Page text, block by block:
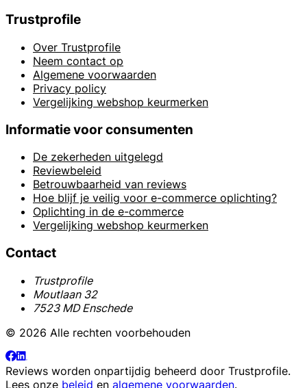
Trustprofile
Over Trustprofile
Neem contact op
Algemene voorwaarden
Privacy policy
Vergelijking webshop keurmerken
Informatie voor consumenten
De zekerheden uitgelegd
Reviewbeleid
Betrouwbaarheid van reviews
Hoe blijf je veilig voor e-commerce oplichting?
Oplichting in de e-commerce
Vergelijking webshop keurmerken
Contact
Trustprofile
Moutlaan 32
7523 MD Enschede
© 2026 Alle rechten voorbehouden
Reviews worden onpartijdig beheerd door Trustprofile.
Lees onze beleid en algemene voorwaarden.